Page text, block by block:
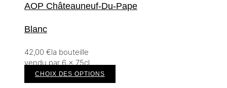
AOP Châteauneuf-Du-Pape
Blanc
42,00 €la bouteille
vendu par 6 × 75cl
CHOIX DES OPTIONS